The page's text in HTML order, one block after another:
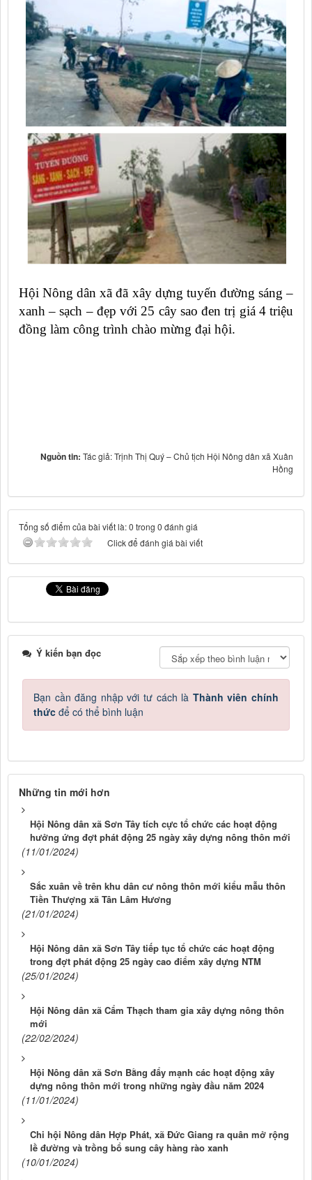
Hội Nông dân xã đã xây dựng tuyến đường sáng –
xanh – sạch – đẹp với 25 cây sao đen trị giá 4 triệu
đồng làm công trình chào mừng đại hội.
Nguồn tin: Tác giả: Trịnh Thị Quý – Chủ tịch Hội Nông dân xã Xuân
Hồng
Tổng số điểm của bài viết là: 0 trong 0 đánh giá
Click để đánh giá bài viết
Ý kiến bạn đọc
Bạn cần đăng nhập với tư cách là Thành viên chính
thức để có thể bình luận
Những tin mới hơn
Hội Nông dân xã Sơn Tây tích cực tổ chức các hoạt động
hưởng ứng đợt phát động 25 ngày xây dựng nông thôn mới
(11/01/2024)
Sắc xuân về trên khu dân cư nông thôn mới kiểu mẫu thôn
Tiền Thượng xã Tân Lâm Hương
(21/01/2024)
Hội Nông dân xã Sơn Tây tiếp tục tổ chức các hoạt động
trong đợt phát động 25 ngày cao điểm xây dựng NTM
(25/01/2024)
Hội Nông dân xã Cẩm Thạch tham gia xây dựng nông thôn
mới
(22/02/2024)
Hội Nông dân xã Sơn Bằng đẩy mạnh các hoạt động xây
dựng nông thôn mới trong những ngày đầu năm 2024
(11/01/2024)
Chi hội Nông dân Hợp Phát, xã Đức Giang ra quân mở rộng
lề đường và trồng bổ sung cây hàng rào xanh
(10/01/2024)